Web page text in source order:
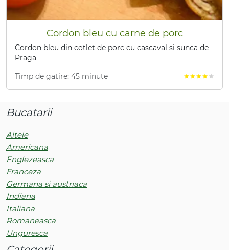
Cordon bleu cu carne de porc
Cordon bleu din cotlet de porc cu cascaval si sunca de
Praga
Timp de gatire: 45 minute
starstarstarstar star
Bucatarii
Altele
Americana
Englezeasca
Franceza
Germana si austriaca
Indiana
Italiana
Romaneasca
Unguresca